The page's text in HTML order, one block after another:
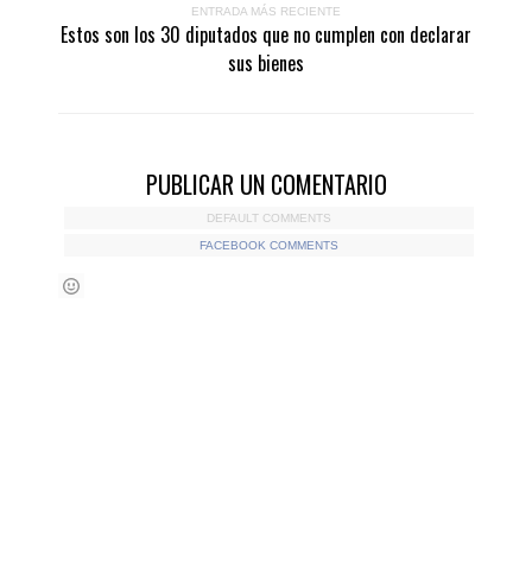
ENTRADA MÁS RECIENTE
Estos son los 30 diputados que no cumplen con declarar
sus bienes
PUBLICAR UN COMENTARIO
DEFAULT COMMENTS
FACEBOOK COMMENTS